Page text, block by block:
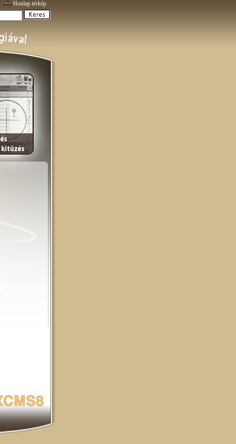
Honlap térkép